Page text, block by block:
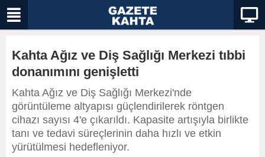
Kahta Ağız ve Diş Sağlığı Merkezi tıbbi
donanımını genişletti
Kahta Ağız ve Diş Sağlığı Merkezi'nde
görüntüleme altyapısı güçlendirilerek röntgen
cihazı sayısı 4'e çıkarıldı. Kapasite artışıyla birlikte
tanı ve tedavi süreçlerinin daha hızlı ve etkin
yürütülmesi hedefleniyor.